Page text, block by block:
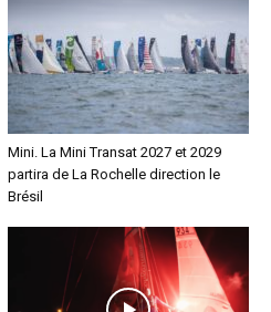
Mini. La Mini Transat 2027 et 2029
partira de La Rochelle direction le
Brésil